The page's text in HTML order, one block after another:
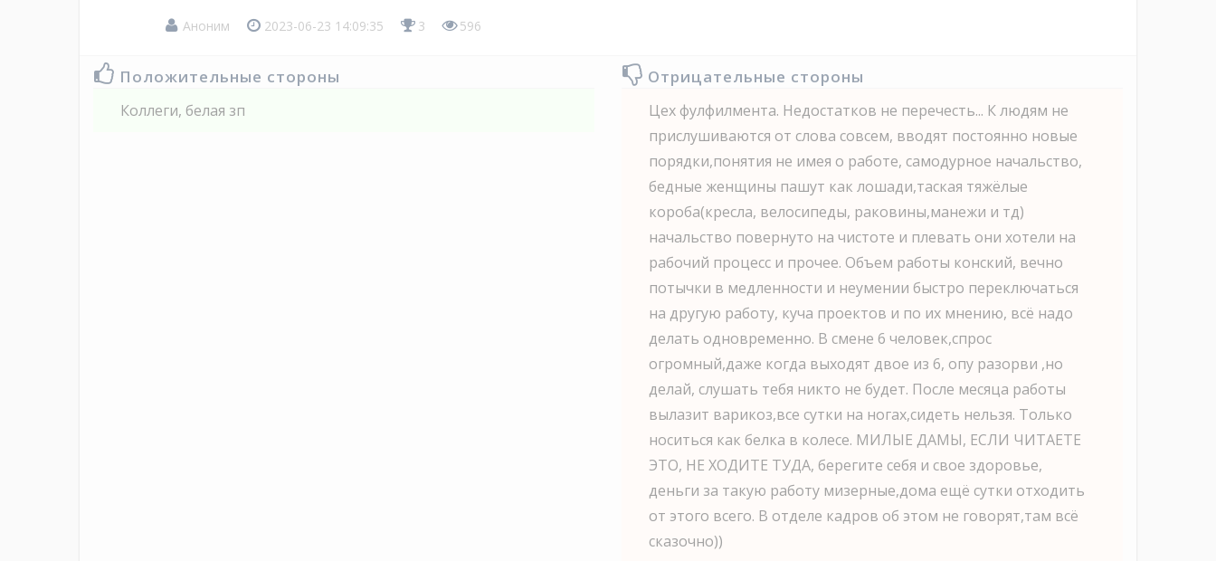
Аноним 2023-06-23 14:09:35 3 596
Положительные стороны
Коллеги, белая зп
Отрицательные стороны
Цех фулфилмента. Недостатков не перечесть... К людям не
прислушиваются от слова совсем, вводят постоянно новые
порядки,понятия не имея о работе, самодурное начальство,
бедные женщины пашут как лошади,таская тяжёлые
короба(кресла, велосипеды, раковины,манежи и тд)
начальство повернуто на чистоте и плевать они хотели на
рабочий процесс и прочее. Объем работы конский, вечно
потычки в медленности и неумении быстро переключаться
на другую работу, куча проектов и по их мнению, всё надо
делать одновременно. В смене 6 человек,спрос
огромный,даже когда выходят двое из 6, опу разорви ,но
делай, слушать тебя никто не будет. После месяца работы
вылазит варикоз,все сутки на ногах,сидеть нельзя. Только
носиться как белка в колесе. МИЛЫЕ ДАМЫ, ЕСЛИ ЧИТАЕТЕ
ЭТО, НЕ ХОДИТЕ ТУДА, берегите себя и свое здоровье,
деньги за такую работу мизерные,дома ещё сутки отходить
от этого всего. В отделе кадров об этом не говорят,там всё
сказочно))